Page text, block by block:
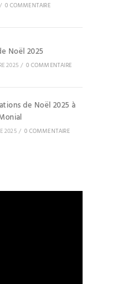
/ 0 COMMENTAIRE
Noël 2025
2025/ 0 COMMENTAIRE
de Noël 2025 à
2025 / 0 COMMENTAIRE